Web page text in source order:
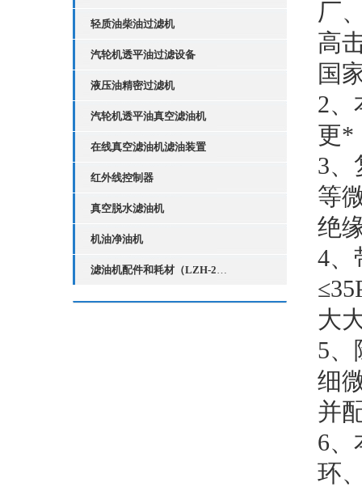
轻质油柴油过滤机
汽轮机透平油过滤设备
液压油精密过滤机
汽轮机透平油真空滤油机
在线真空滤油机滤油装置
红外线控制器
真空脱水滤油机
机油净油机
滤油机配件和耗材（LZH-2红外线液位控制器）
厂
高
国
2、
更*
3、
等
绝
4、
大
5、
细
并
6、
环